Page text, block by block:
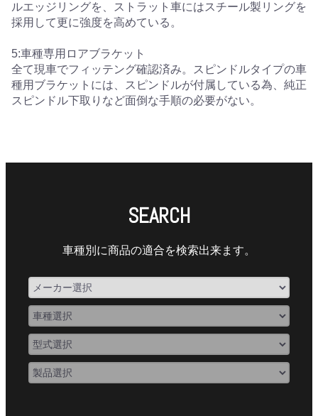
ルエッジリングを、ストラット車にはスチール製リングを
採用して更に強度を高めている。
5:車種専用ロアブラケット
全て現車でフィッテング確認済み。スピンドルタイプの車
種用ブラケットには、スピンドルが付属している為、純正
スピンドル下取りなど面倒な手順の必要がない。
SEARCH
車種別に商品の適合を検索出来ます。